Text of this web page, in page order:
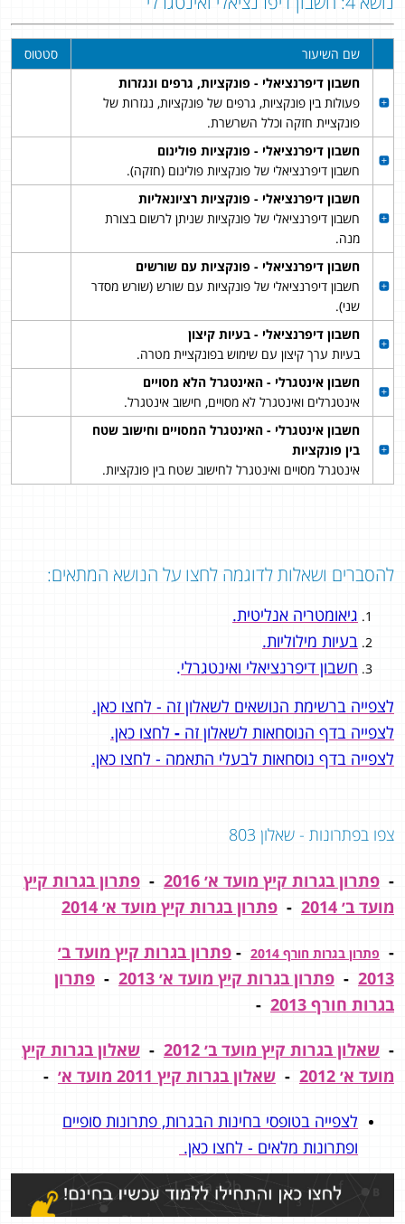
שם השיעור
סטטוס
חשבון דיפרנציאלי - פונקציות, גרפים ונגזרות
פעולות בין פונקציות, גרפים של פונקציות, נגזרות של
פונקציית חזקה וכלל השרשרת.
חשבון דיפרנציאלי - פונקציות פולינום
חשבון דיפרנציאלי של פונקציות פולינום (חזקה).
חשבון דיפרנציאלי - פונקציות רציונאליות
חשבון דיפרנציאלי של פונקציות שניתן לרשום בצורת
מנה.
חשבון דיפרנציאלי - פונקציות עם שורשים
חשבון דיפרנציאלי של פונקציות עם שורש (שורש מסדר
שני).
חשבון דיפרנציאלי - בעיות קיצון
בעיות ערך קיצון עם שימוש בפונקציית מטרה.
חשבון אינטגרלי - האינטגרל הלא מסויים
אינטגרלים ואינטגרל לא מסויים, חישוב אינטגרל.
חשבון אינטגרלי - האינטגרל המסויים וחישוב שטח
בין פונקציות
אינטגרל מסויים ואינטגרל לחישוב שטח בין פונקציות.
להסברים ושאלות לדוגמה לחצו על הנושא המתאים:
גיאומטריה אנליטית.
בעיות מילוליות.
חשבון דיפרנציאלי ואינטגרלי.
לצפייה ברשימת הנושאים לשאלון זה - לחצו כאן.
לצפייה בדף הנוסחאות לשאלון זה - לחצו כאן.
לצפייה בדף נוסחאות לבעלי התאמה - לחצו כאן.
צפו בפתרונות - שאלון 803
- פתרון בגרות קיץ מועד א׳ 2016 - פתרון בגרות קיץ
מועד ב׳ 2014
- פתרון בגרות קיץ מועד א׳ 2014
- פתרון בגרות חורף 2014 - פתרון בגרות קיץ מועד ב׳
2013
- פתרון בגרות קיץ מועד א׳ 2013 - פתרון
בגרות חורף 2013
-
- שאלון בגרות קיץ מועד ב׳ 2012 - שאלון בגרות קיץ
מועד א׳ 2012
- שאלון בגרות קיץ 2011 מועד א׳ -
לצפייה בטופסי בחינות הבגרות, פתרונות סופיים
ופתרונות מלאים - לחצו כאן.